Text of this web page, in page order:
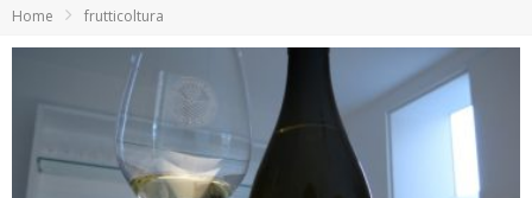
Home frutticoltura